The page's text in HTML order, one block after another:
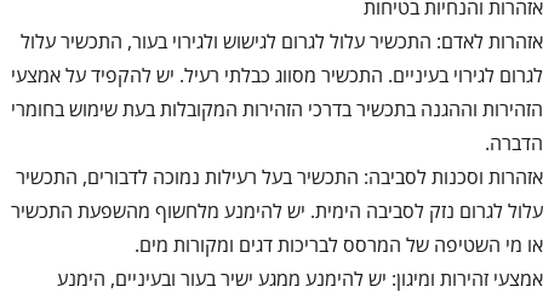
אזהרות והנחיות בטיחות
אזהרות לאדם: התכשיר עלול לגרום לגישוש ולגירוי בעור, התכשיר עלול
לגרום לגירוי בעיניים. התכשיר מסווג כבלתי רעיל. יש להקפיד על אמצעי
הזהירות וההגנה בתכשיר בדרכי הזהירות המקובלות בעת שימוש בחומרי
הדברה.
אזהרות וסכנות לסביבה: התכשיר בעל רעילות נמוכה לדבורים, התכשיר
עלול לגרום נזק לסביבה הימית. יש להימנע מלחשוף מהשפעת התכשיר
או מי השטיפה של המרסס לבריכות דגים ומקורות מים.
אמצעי זהירות ומיגון: יש להימנע ממגע ישיר בעור ובעיניים, הימנע